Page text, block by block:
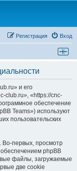
Вход
Регистрация
и его
club.ru», «https://cnc-
обеспечение
Teams») используют
пользовательских
первых, просмотр
phpBB
файлы, загружаемые
две cookie